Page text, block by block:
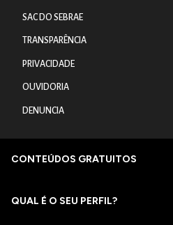
SAC DO SEBRAE
TRANSPARÊNCIA
PRIVACIDADE
OUVIDORIA
DENUNCIA
CONTEÚDOS GRATUITOS
QUAL É O SEU PERFIL?